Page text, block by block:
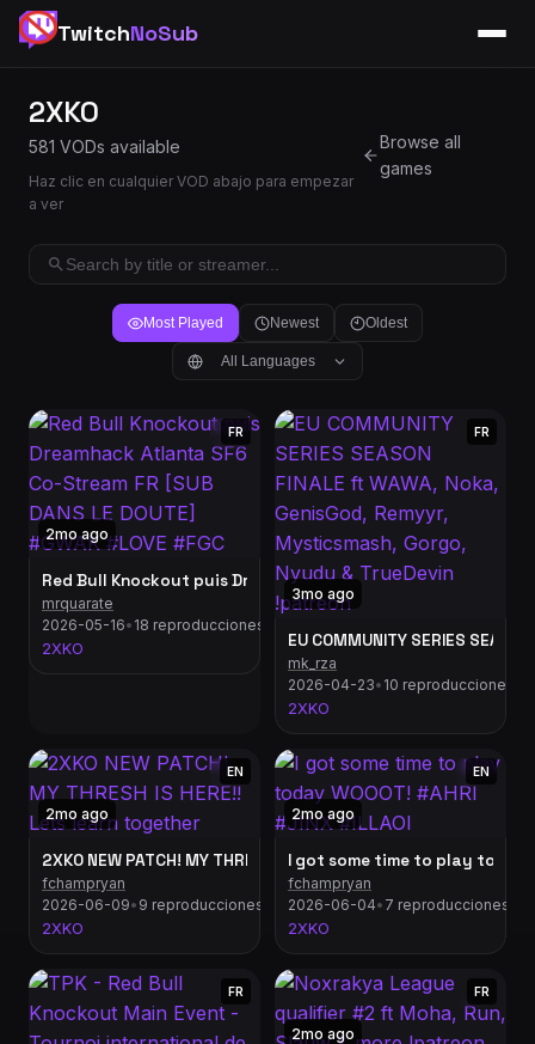
TwitchNoSub
2XKO
581 VODs available
Haz clic en cualquier VOD abajo para empezar
a ver
Browse all
games
Most Played Newest Oldest
All Languages
2mo ago
FR
Red Bull Knockout puis Dreamhack Atlanta SF6 Co-Stream FR
mrquarate
2026-05-16• 18 reproducciones
2XKO
3mo ago
FR
EU COMMUNITY SERIES
mk_rza
2026-04-23• 10 reproducciones
2XKO
2mo ago
EN
2XKO NEW PATCH! MY THRESH IS HERE!! Lets learn together
fchampryan
2026-06-09• 9 reproducciones
2XKO
2mo ago
EN
fchampryan
2026-06-04• 7 reproducciones
2XKO
FR
2mo ago
FR